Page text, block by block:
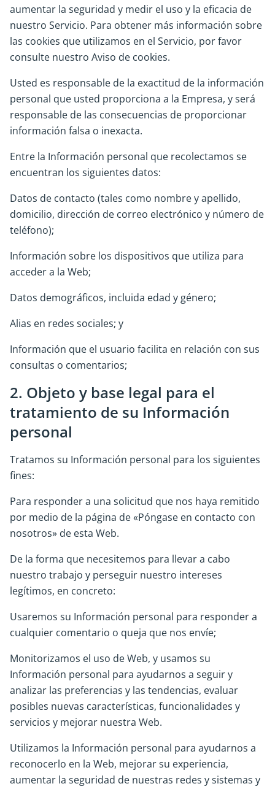
aumentar la seguridad y medir el uso y la eficacia de
nuestro Servicio. Para obtener más información sobre
las cookies que utilizamos en el Servicio, por favor
consulte nuestro Aviso de cookies.
Usted es responsable de la exactitud de la información
personal que usted proporciona a la Empresa, y será
responsable de las consecuencias de proporcionar
información falsa o inexacta.
Entre la Información personal que recolectamos se
encuentran los siguientes datos:
Datos de contacto (tales como nombre y apellido,
domicilio, dirección de correo electrónico y número de
teléfono);
Información sobre los dispositivos que utiliza para
acceder a la Web;
Datos demográficos, incluida edad y género;
Alias en redes sociales; y
Información que el usuario facilita en relación con sus
consultas o comentarios;
2. Objeto y base legal para el
tratamiento de su Información
personal
Tratamos su Información personal para los siguientes
fines:
Para responder a una solicitud que nos haya remitido
por medio de la página de «Póngase en contacto con
nosotros» de esta Web.
De la forma que necesitemos para llevar a cabo
nuestro trabajo y perseguir nuestro intereses
legítimos, en concreto:
Usaremos su Información personal para responder a
cualquier comentario o queja que nos envíe;
Monitorizamos el uso de Web, y usamos su
Información personal para ayudarnos a seguir y
analizar las preferencias y las tendencias, evaluar
posibles nuevas características, funcionalidades y
servicios y mejorar nuestra Web.
Utilizamos la Información personal para ayudarnos a
reconocerlo en la Web, mejorar su experiencia,
aumentar la seguridad de nuestras redes y sistemas y